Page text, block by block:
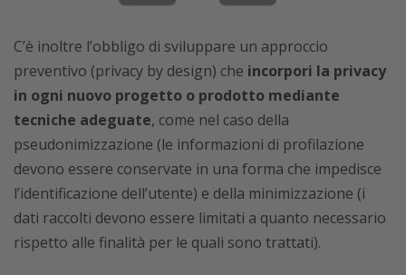
C’è inoltre l’obbligo di sviluppare un approccio
preventivo (privacy by design) che incorpori la privacy
in ogni nuovo progetto o prodotto mediante
tecniche adeguate, come nel caso della
pseudonimizzazione (le informazioni di profilazione
devono essere conservate in una forma che impedisce
l’identificazione dell’utente) e della minimizzazione (i
dati raccolti devono essere limitati a quanto necessario
rispetto alle finalità per le quali sono trattati).